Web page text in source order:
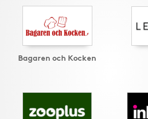
Bagaren och Kocken